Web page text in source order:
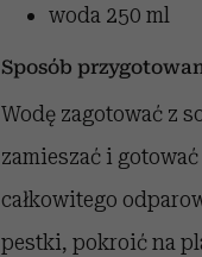
woda 250 ml
Sposób
Wodę zagotować z
zamieszać i
całkowitego
pestki, pokroić na